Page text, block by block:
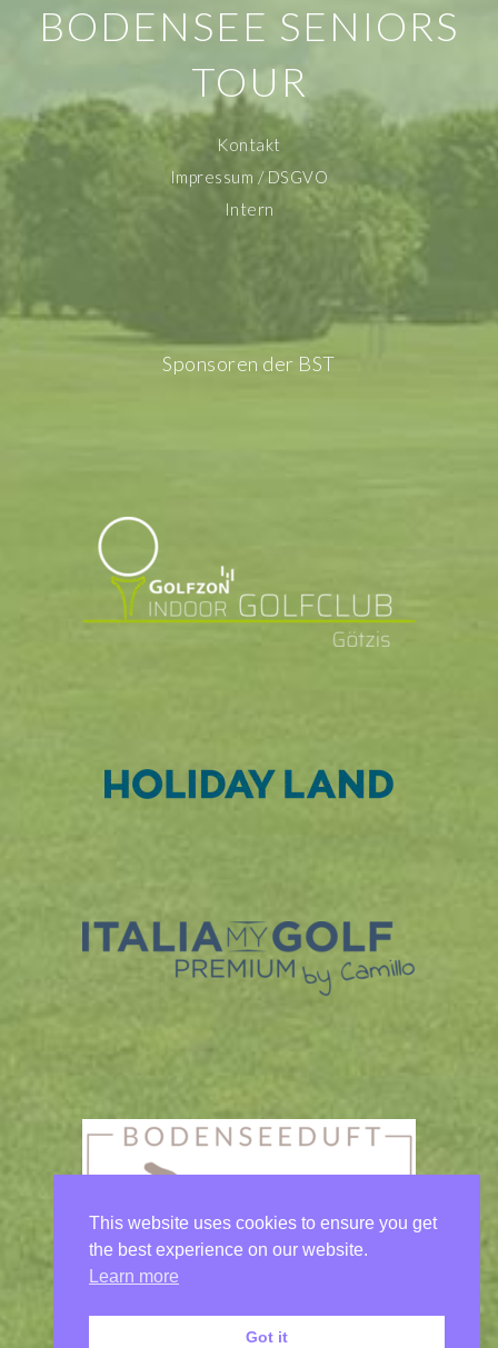
BODENSEE SENIORS
TOUR
Kontakt
Impressum / DSGVO
Intern
Sponsoren der BST
This website uses cookies to ensure you get
the best experience on our website.
Learn more
Got it